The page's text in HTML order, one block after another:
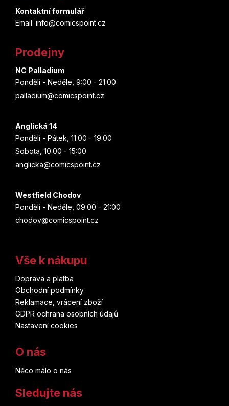
Kontaktní formulář
Email: info@comicspoint.cz
Prodejny
NC Palladium
Pondělí - Neděle, 9:00 - 21:00
palladium@comicspoint.cz
Anglická 14
Pondělí - Pátek, 11:00 - 19:00
Sobota, 10:00 - 15:00
anglicka@comicspoint.cz
Westfield Chodov
Pondělí - Neděle, 09:00 - 21:00
chodov@comicspoint.cz
Vše k nákupu
Doprava a platba
Obchodní podmínky
Reklamace, vrácení zboží
GDPR ochrana osobních údajů
Nastavení cookies
O nás
Něco málo o nás
Sledujte nás